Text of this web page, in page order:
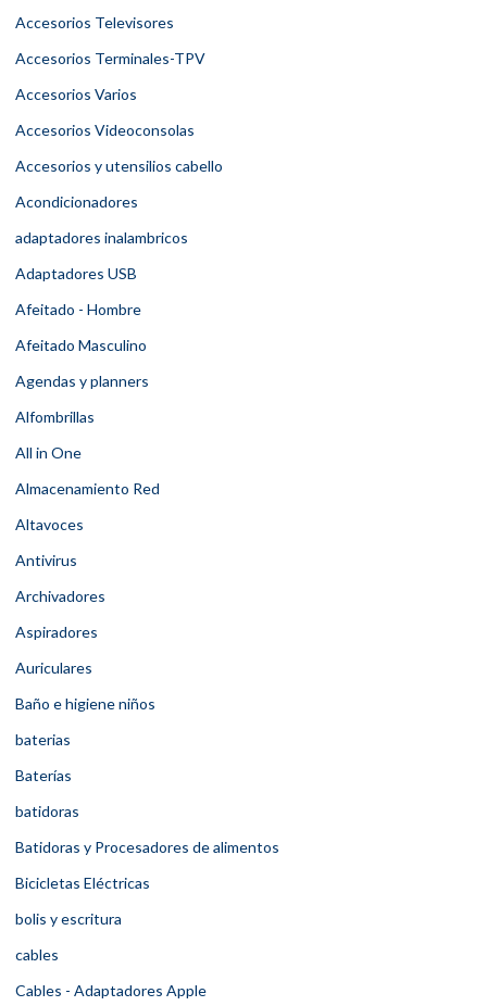
Accesorios Televisores
Accesorios Terminales-TPV
Accesorios Varios
Accesorios Videoconsolas
Accesorios y utensilios cabello
Acondicionadores
adaptadores inalambricos
Adaptadores USB
Afeitado - Hombre
Afeitado Masculino
Agendas y planners
Alfombrillas
All in One
Almacenamiento Red
Altavoces
Antivirus
Archivadores
Aspiradores
Auriculares
Baño e higiene niños
baterias
Baterías
batidoras
Batidoras y Procesadores de alimentos
Bicicletas Eléctricas
bolis y escritura
cables
Cables - Adaptadores Apple